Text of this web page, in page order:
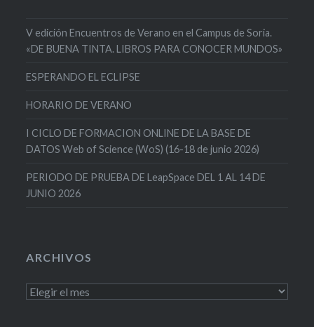
V edición Encuentros de Verano en el Campus de Soria.
«DE BUENA TINTA. LIBROS PARA CONOCER MUNDOS»
ESPERANDO EL ECLIPSE
HORARIO DE VERANO
I CICLO DE FORMACION ONLINE DE LA BASE DE
DATOS Web of Science (WoS) (16-18 de junio 2026)
PERIODO DE PRUEBA DE LeapSpace DEL 1 AL 14 DE
JUNIO 2026
ARCHIVOS
Archivos